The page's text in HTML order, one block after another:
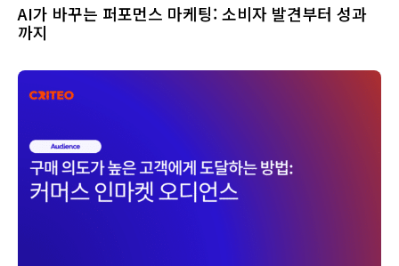
AI가 바꾸는 퍼포먼스 마케팅: 소비자 발견부터 성과
까지